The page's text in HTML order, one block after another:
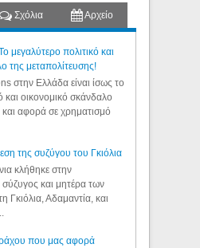
Σχόλια Αρχείο
μεγαλύτερο πολιτικό και
της μεταπολίτευσης!
στην Ελλάδα είναι ίσως το
και οικονομικό σκάνδαλο
και αφορά σε χρηματισμό
της συζύγου του Γκιόλια
κλήθηκε στην
σύζυγος και μητέρα των
Γκιόλια, Αδαμαντία, και
που μας αφορά